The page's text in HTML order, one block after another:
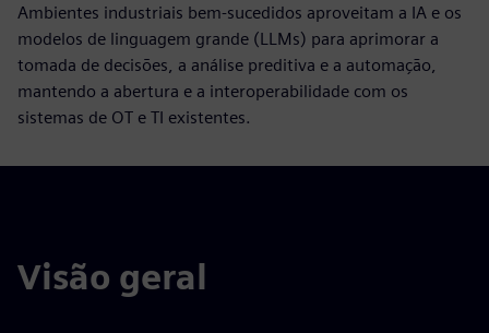
Ambientes industriais bem-sucedidos aproveitam a IA e os
modelos de linguagem grande (LLMs) para aprimorar a
tomada de decisões, a análise preditiva e a automação,
mantendo a abertura e a interoperabilidade com os
sistemas de OT e TI existentes.
Visão geral